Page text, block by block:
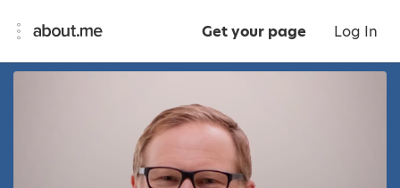
Get your page Log In